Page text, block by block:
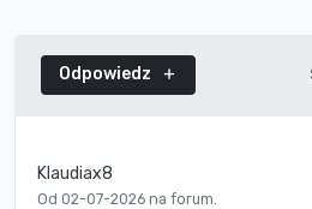
Odpowiedz
Klaudiax8
Od 02-07-2026 na forum.